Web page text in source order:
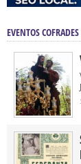
EVENTOS COFRADES